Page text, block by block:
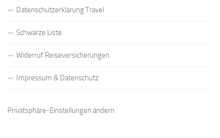
Datenschutzerklärung Travel
Schwarze Liste
Widerruf Reiseversicherungen
Impressum & Datenschutz
Privatsphäre-Einstellungen ändern